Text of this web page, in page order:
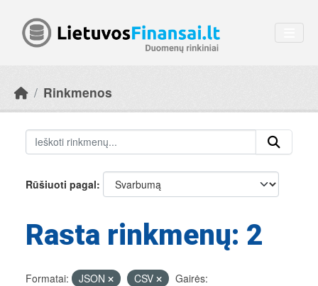
Rinkmenos
Rūšiuoti pagal
Rasta rinkmenų: 2
Formatai: JSON CSV
Gairės: